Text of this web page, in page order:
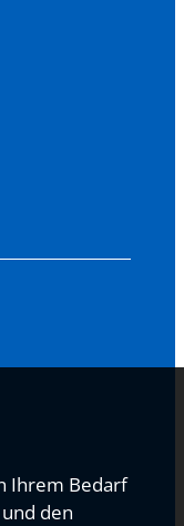
Ihrem Bedarf
den